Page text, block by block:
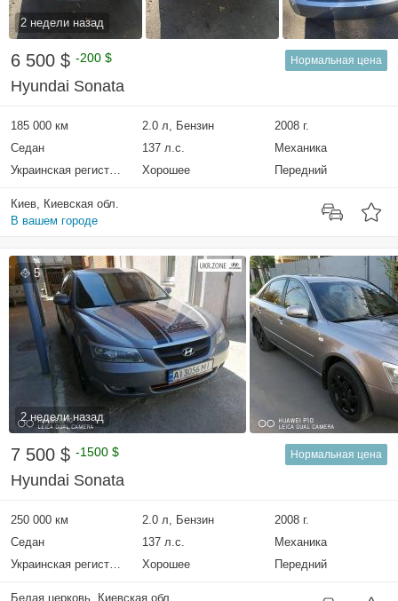
2 недели назад
6 500 $ -200 $ Нормальная цена
Hyundai Sonata
185 000 км 2.0 л, Бензин
2008 г.
Седан
137 л.с.
Механика
Украинская регистрация
Хорошее Передний
Киев, Киевская обл.
В вашем городе
5
2 недели назад
7 500 $ -1500 $ Нормальная цена
Hyundai Sonata
250 000 км 2.0 л, Бензин
2008 г.
Седан
137 л.с.
Механика
Украинская регистрация
Хорошее Передний
Белая церковь, Киевская обл.